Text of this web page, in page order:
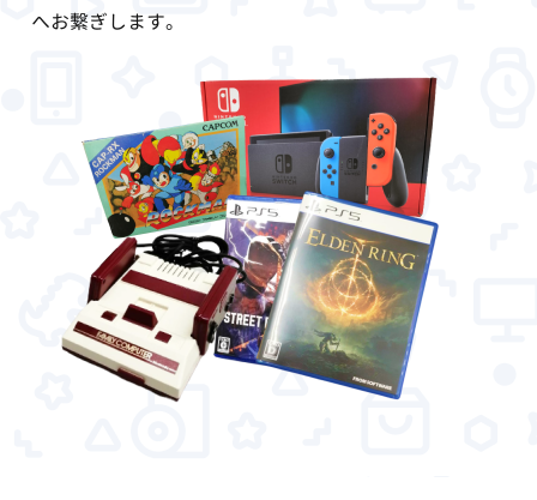
へお繋ぎします。